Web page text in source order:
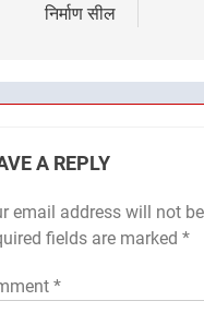
निर्माण सील
A REPLY
email address will not
fields are marked *
*